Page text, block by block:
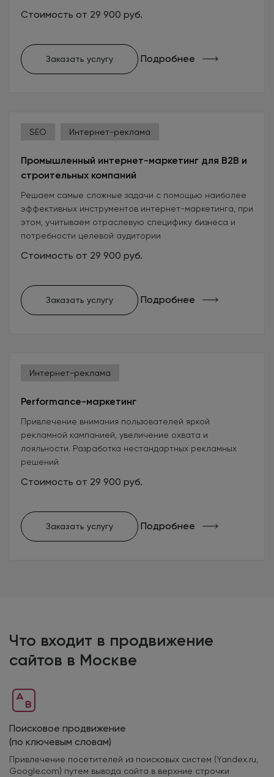
Стоимость от 29 900 руб.
Заказать услугу Подробнее
SEO Интернет-реклама
Промышленный интернет-маркетинг для B2B и
строительных компаний
Решаем самые сложные задачи с помощью наиболее
эффективных инструментов интернет-маркетинга, при
этом, учитываем отраслевую специфику бизнеса и
потребности целевой аудитории
Стоимость от 29 900 руб.
Заказать услугу Подробнее
Интернет-реклама
Performance-маркетинг
Привлечение внимания пользователей яркой
рекламной кампанией, увеличение охвата и
лояльности. Разработка нестандартных рекламных
решений
Стоимость от 29 900 руб.
Заказать услугу Подробнее
Что входит в продвижение
сайтов в Москве
Поисковое продвижение
(по ключевым словам)
Привлечение посетителей из поисковых систем (Yandex.ru,
Google.com) путем вывода сайта в верхние строчки